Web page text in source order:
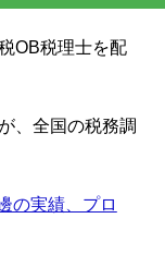
OB税理士を配
、全国の税務調
の実績、プロ